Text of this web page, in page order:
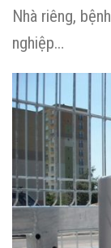
Nhà riêng,
nghiệp…